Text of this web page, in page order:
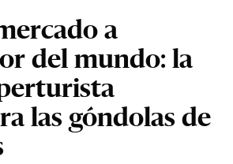
a
del mundo: la
las góndolas de